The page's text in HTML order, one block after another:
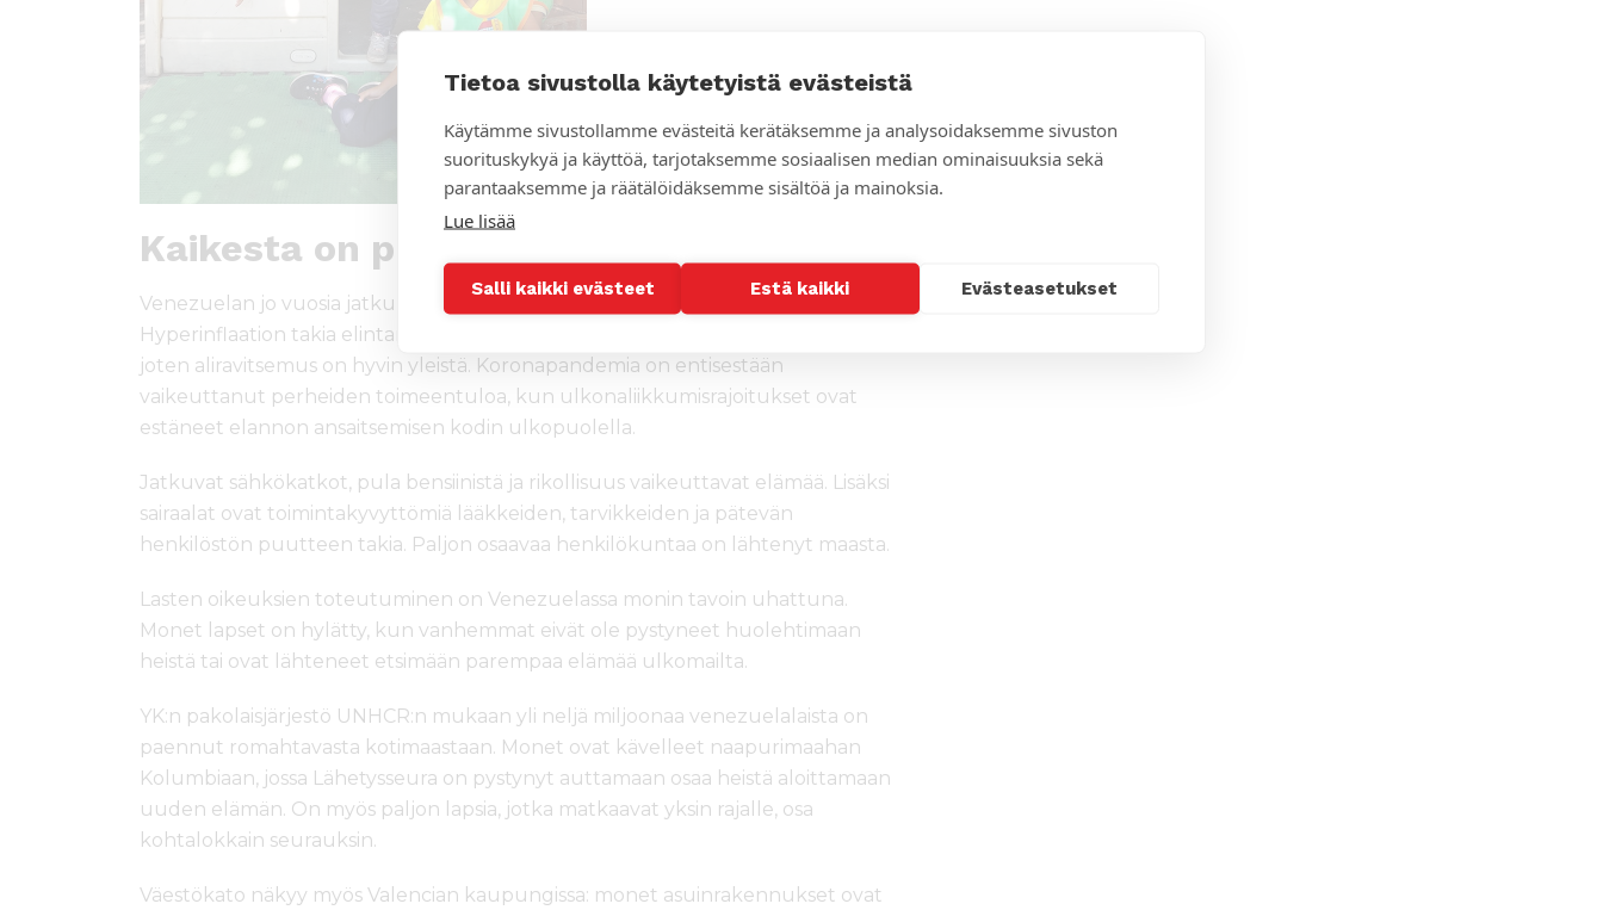
Tietoa sivustolla käytetyistä evästeistä
Käytämme sivustollamme evästeitä kerätäksemme ja analysoidaksemme sivuston
suorituskykyä ja käyttöä, tarjotaksemme sosiaalisen median ominaisuuksia sekä
parantaaksemme ja räätälöidäksemme sisältöä ja mainoksia.
Lue lisää
Salli kaikki evästeet Estä kaikki Evästeasetukset
Kaikesta on pulaa
Venezuelan jo vuosia jatkuneessa kriisissä ei ole näkyvissä muutosta.
Hyperinflaation takia elintarvikkeet ovat hyvin kalliita ja niitä on vaikea saada,
joten aliravitsemus on hyvin yleistä. Koronapandemia on entisestään
vaikeuttanut perheiden toimeentuloa, kun ulkonaliikkumisrajoitukset ovat
estäneet elannon ansaitsemisen kodin ulkopuolella.
Jatkuvat sähkökatkot, pula bensiinistä ja rikollisuus vaikeuttavat elämää. Lisäksi
sairaalat ovat toimintakyvyttömiä lääkkeiden, tarvikkeiden ja pätevän
henkilöstön puutteen takia. Paljon osaavaa henkilökuntaa on lähtenyt maasta.
Lasten oikeuksien toteutuminen on Venezuelassa monin tavoin uhattuna.
Monet lapset on hylätty, kun vanhemmat eivät ole pystyneet huolehtimaan
heistä tai ovat lähteneet etsimään parempaa elämää ulkomailta.
YK:n pakolaisjärjestö UNHCR:n mukaan yli neljä miljoonaa venezuelalaista on
paennut romahtavasta kotimaastaan. Monet ovat kävelleet naapurimaahan
Kolumbiaan, jossa Lähetysseura on pystynyt auttamaan osaa heistä aloittamaan
uuden elämän. On myös paljon lapsia, jotka matkaavat yksin rajalle, osa
kohtalokkain seurauksin.
Väestökato näkyy myös Valencian kaupungissa: monet asuinrakennukset ovat